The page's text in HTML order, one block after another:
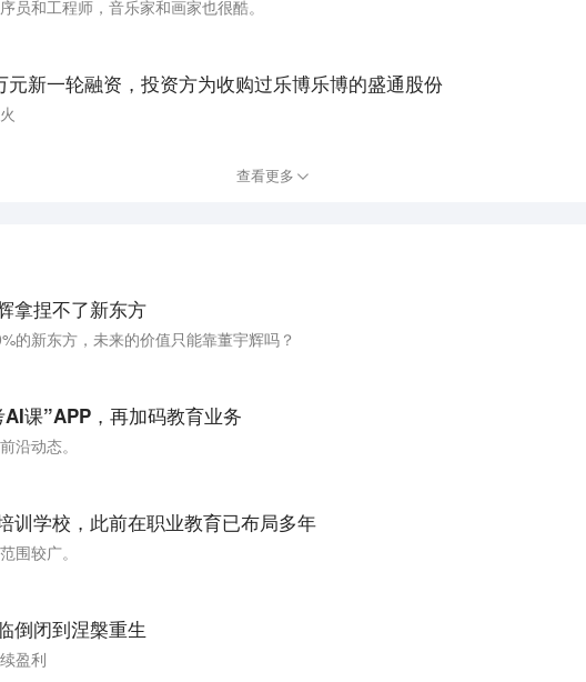
员和工程师，音乐家和画家也很酷。
元新一轮融资，投资方为收购过乐博乐博的盛通股份
查看更多
拿捏不了新东方
的新东方，未来的价值只能靠董宇辉吗？
课”APP，再加码教育业务
沿动态。
训学校，此前在职业教育已布局多年
围较广。
倒闭到涅槃重生
盈利